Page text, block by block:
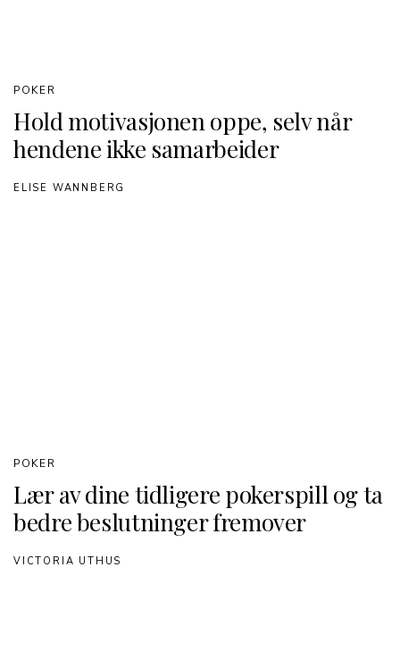
Hold motivasjonen oppe, selv når
hendene ikke samarbeider
POKER
ELISE WANNBERG
Lær av dine tidligere pokerspill og ta
bedre beslutninger fremover
POKER
VICTORIA UTHUS